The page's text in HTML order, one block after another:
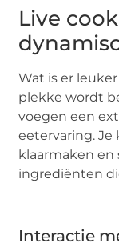
Live
Wat is er
plekke wordt
voegen een
eetervaring.
klaarmaken en
ingrediënten
Interactie